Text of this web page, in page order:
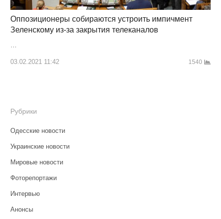
Оппозиционеры собираются устроить импичмент
Зеленскому из-за закрытия телеканалов
03.02.2021 11:42 1540
Рубрики
Одесские новости
Украинские новости
Мировые новости
Фоторепортажи
Интервью
Анонсы